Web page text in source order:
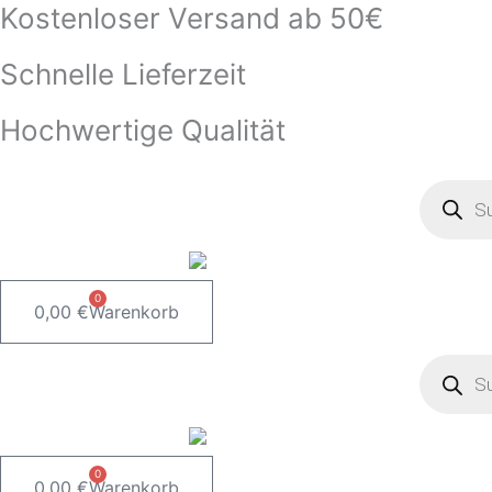
Zum
springen
Kostenloser Versand ab 50€
Schnelle Lieferzeit
Hochwertige Qualität
0,00 €
0
Warenkorb
0,00 €
0
Warenkorb